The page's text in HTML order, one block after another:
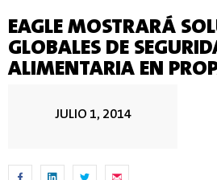
EAGLE MOSTRARÁ
GLOBALES DE
ALIMENTARIA EN
JULIO 1, 2014